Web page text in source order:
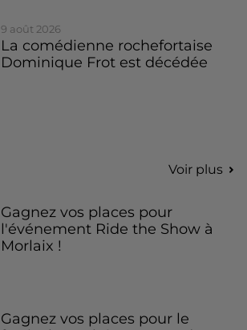
9 août 2026
La comédienne rochefortaise
Dominique Frot est décédée
Voir plus
Gagnez vos places pour
l'événement Ride the Show à
Morlaix !
Gagnez vos places pour le